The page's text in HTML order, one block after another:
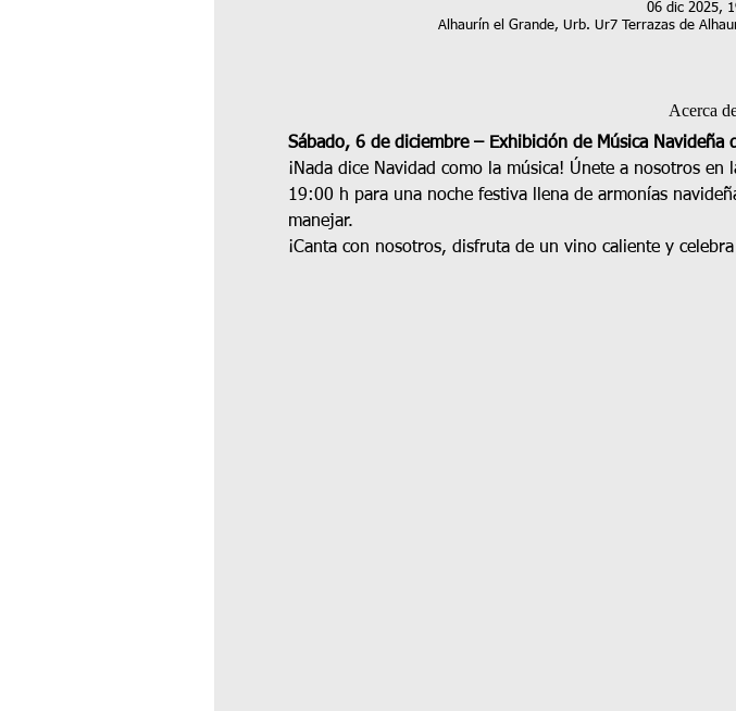
06 dic 2025,
Alhaurín el Grande, Urb. Ur7 Terrazas de
Acerca
Sábado, 6 de diciembre – Exhibición de Música Navideña
¡Nada dice Navidad como la música! Únete a nosotros
19:00 h para una noche festiva llena de armonías
manejar.
¡Canta con nosotros, disfruta de un vino caliente y